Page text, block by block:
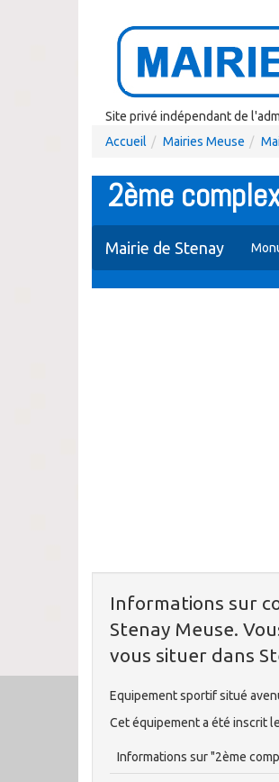
Site privé indépendant de
Accueil
Mairies Meuse
2ème
Mairie de Stenay
Informations sur
Stenay Meuse.
vous situer dans
Equipement sportif situé
Cet équipement a été inscrit
Informations sur "2ème